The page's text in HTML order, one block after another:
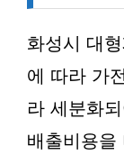
화성시 대
에 따라 가
라 세분화
배출비용을